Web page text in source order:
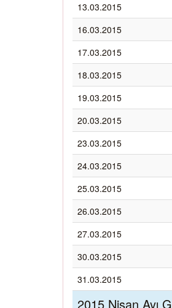
13.03.2015
16.03.2015
17.03.2015
18.03.2015
19.03.2015
20.03.2015
23.03.2015
24.03.2015
25.03.2015
26.03.2015
27.03.2015
30.03.2015
31.03.2015
2015 Nisan Ayı